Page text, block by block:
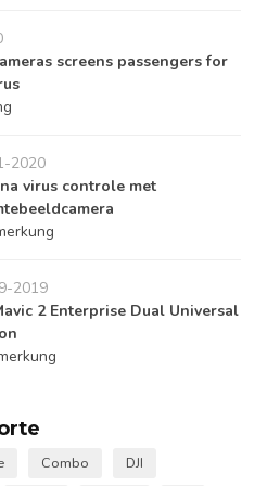
screens passengers for
2020
virus controle met
2019
2 Enterprise Dual Universal
Combo DJI